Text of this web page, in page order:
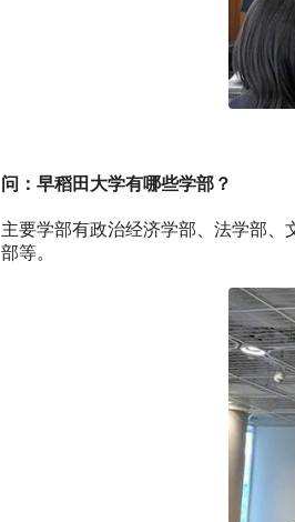
问：早稻田大学有哪些学部？
主要学部有政治经济学部、法学部
部等。